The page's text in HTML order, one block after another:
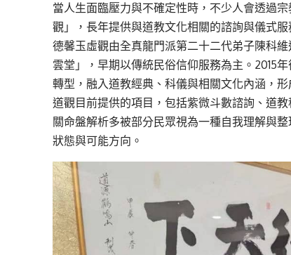
當人生面臨壓力與不確定性時，不少人會透過
觀」，長年提供與道教文化相關的諮詢與儀式
德馨玉虛觀由全真龍門派第二十二代弟子陳科
雲堂」，早期以傳統民俗信仰服務為主。2015
轉型，融入道教經典、科儀與相關文化內涵，形
道觀目前提供的項目，包括紫微斗數諮詢、道
關命盤解析多被部分民眾視為一種自我理解與
狀態與可能方向。